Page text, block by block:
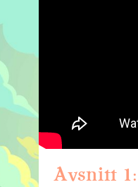
Avsnitt